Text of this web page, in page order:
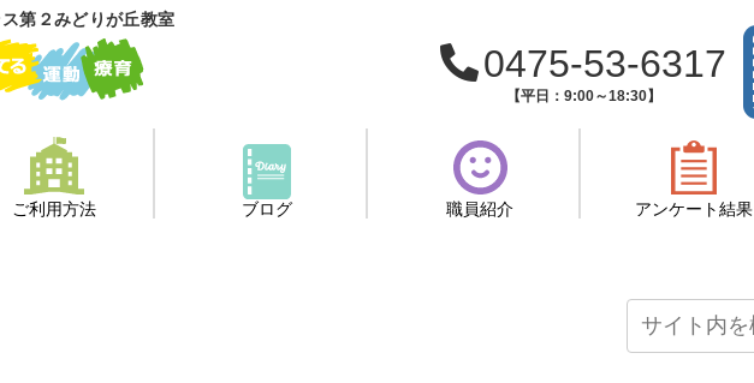
第２みどりが丘教室
0475-53-6317
【平日：9:00～18:30】
ご利用方法 ブログ 職員紹介 アンケート結果